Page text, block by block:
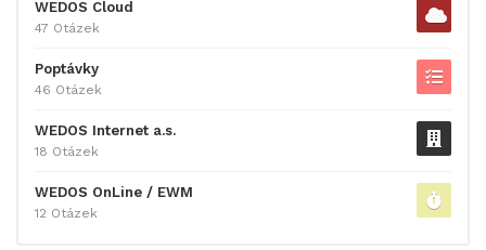
WEDOS Cloud
47 Otázek
Poptávky
46 Otázek
WEDOS Internet a.s.
18 Otázek
WEDOS OnLine / EWM
12 Otázek